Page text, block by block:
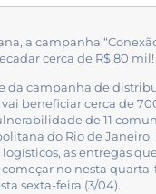
a campanha
cerca de R$ 80 mil!
da campanha de
beneficiar cerca de
de 11
do Rio de Janeiro.
as entregas
no nesta quarta-
sexta-feira (3/04).